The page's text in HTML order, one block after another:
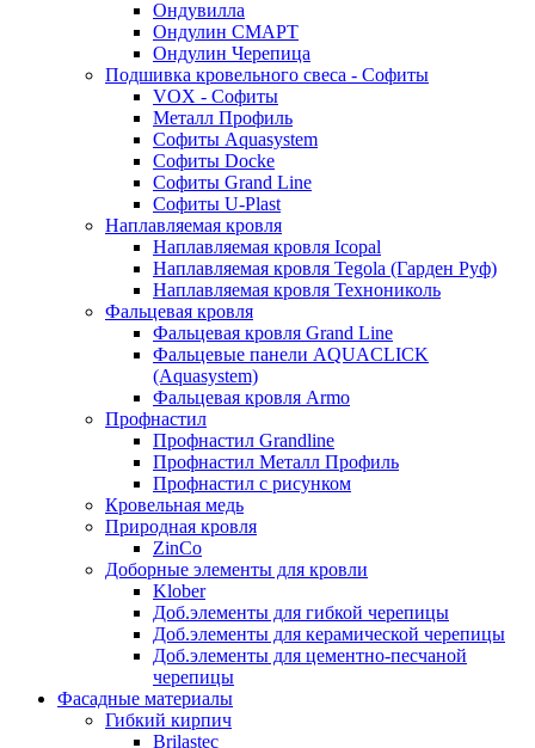
Ондувилла
Ондулин СМАРТ
Ондулин Черепица
Подшивка кровельного свеса - Софиты
VOX - Софиты
Металл Профиль
Софиты Aquasystem
Софиты Docke
Софиты Grand Line
Софиты U-Plast
Наплавляемая кровля
Наплавляемая кровля Icopal
Наплавляемая кровля Tegola (Гарден Руф)
Наплавляемая кровля Технониколь
Фальцевая кровля
Фальцевая кровля Grand Line
Фальцевые панели AQUACLICK
(Aquasystem)
Фальцевая кровля Armo
Профнастил
Профнастил Grandline
Профнастил Металл Профиль
Профнастил с рисунком
Кровельная медь
Природная кровля
ZinCo
Доборные элементы для кровли
Klober
Доб.элементы для гибкой черепицы
Доб.элементы для керамической черепицы
Доб.элементы для цементно-песчаной
черепицы
Фасадные материалы
Гибкий кирпич
Brilastec